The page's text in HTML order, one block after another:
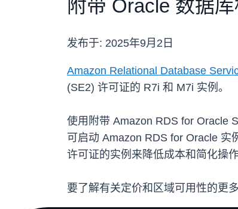
附带 Oracle 数据
发布于: 2025年9月2日
Amazon Relational Database
(SE2) 许可证的 R7i 和 M7i 实例。
使用附带 Amazon RDS for Oracle
可启动 Amazon RDS for Oracle
许可证的实例来降低成本和简化操
要了解有关定价和区域可用性的更